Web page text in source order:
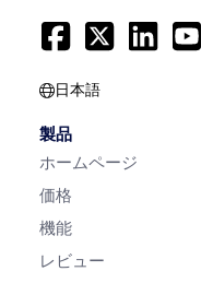
日本語
製品
ホームページ
価格
機能
レビュー